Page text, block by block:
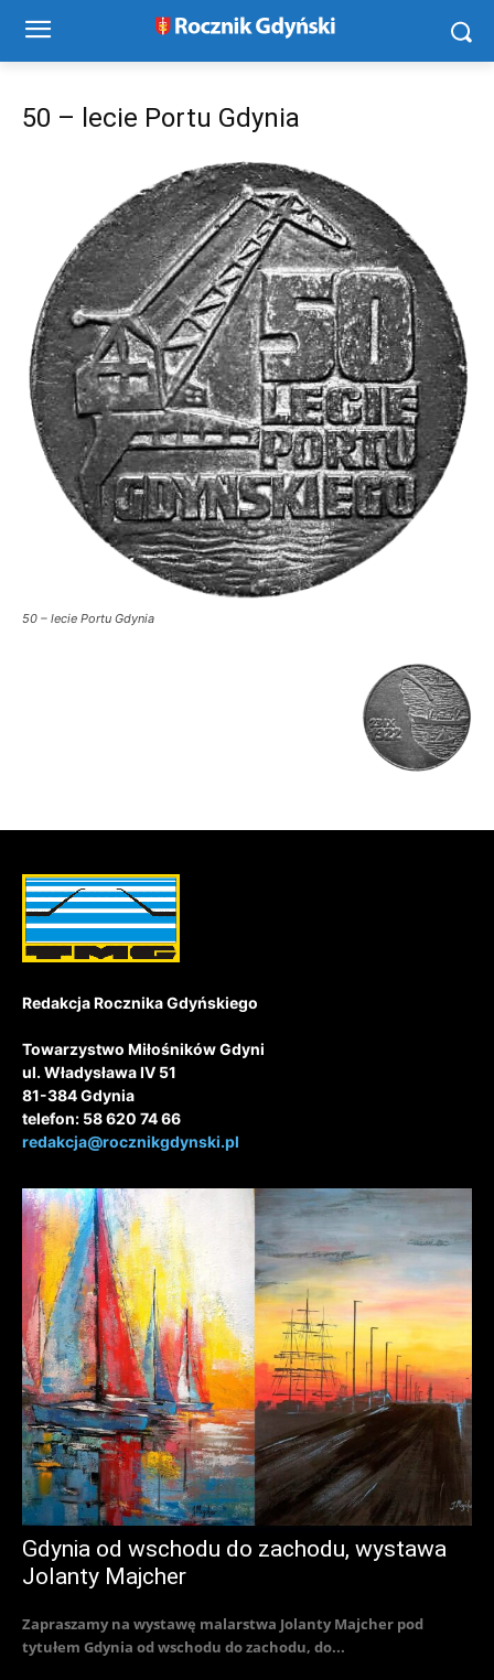
50 – lecie Portu Gdynia
50 – lecie Portu Gdynia
Redakcja Rocznika Gdyńskiego
Towarzystwo Miłośników Gdyni
ul. Władysława IV 51
81-384 Gdynia
telefon: 58 620 74 66
redakcja@rocznikgdynski.pl
Gdynia od wschodu do zachodu, wystawa
Jolanty Majcher
Zapraszamy na wystawę malarstwa Jolanty Majcher pod
tytułem Gdynia od wschodu do zachodu, do...